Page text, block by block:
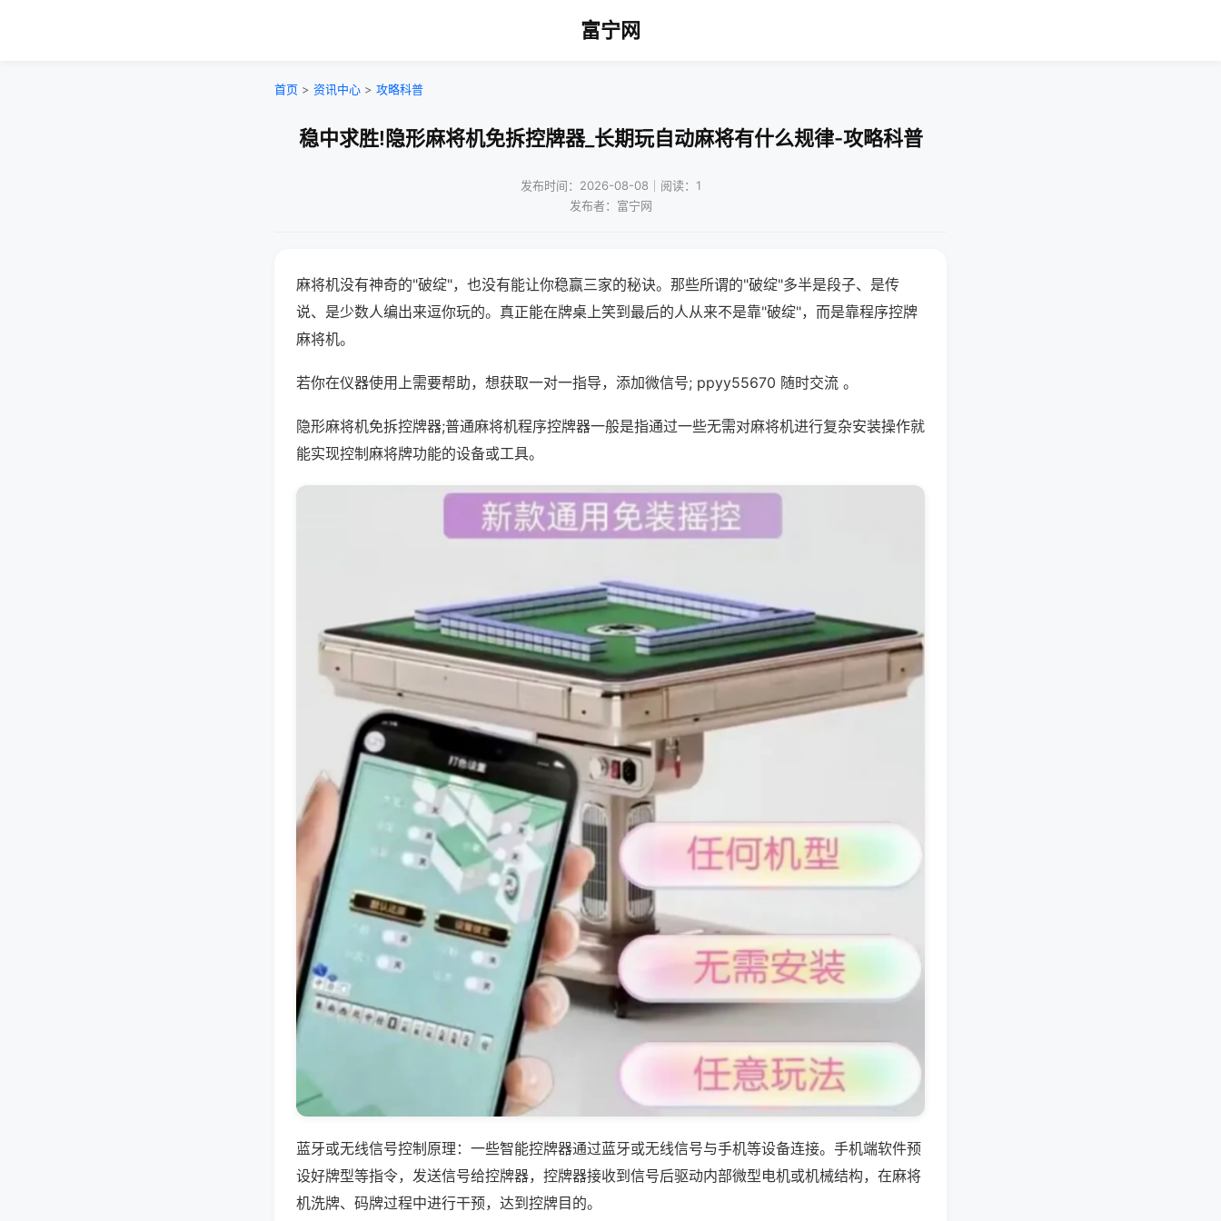
富宁网
首页 > 资讯中心 > 攻略科普
稳中求胜!隐形麻将机免拆控牌器_长期玩自动麻将有什么规律-攻略科普
发布时间：2026-08-08｜阅读：1
发布者：富宁网
麻将机没有神奇的"破绽"，也没有能让你稳赢三家的秘诀。那些所谓的"破绽"多半是段子、是传
说、是少数人编出来逗你玩的。真正能在牌桌上笑到最后的人从来不是靠"破绽"，而是靠程序控牌
麻将机。
若你在仪器使用上需要帮助，想获取一对一指导，添加微信号; ppyy55670 随时交流 。
隐形麻将机免拆控牌器;普通麻将机程序控牌器一般是指通过一些无需对麻将机进行复杂安装操作就
能实现控制麻将牌功能的设备或工具。
蓝牙或无线信号控制原理：一些智能控牌器通过蓝牙或无线信号与手机等设备连接。手机端软件预
设好牌型等指令，发送信号给控牌器，控牌器接收到信号后驱动内部微型电机或机械结构，在麻将
机洗牌、码牌过程中进行干预，达到控牌目的。